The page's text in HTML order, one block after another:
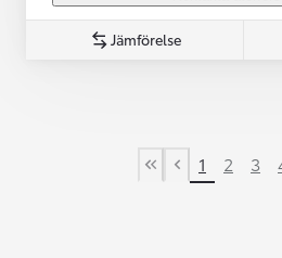
Jämförelse
First Page
Previous
1 2 3